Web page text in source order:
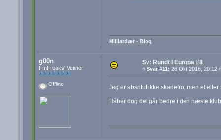
Milliardær - Blog
g00n
FmFreaks' Venner
Offline
Sv: Rundt I Europa #8
« Svar #11: 26 Okt 2016, 20:12 »
Jeg er absolut ikke skadefro, men et
Håber dog det går bedre i den næste